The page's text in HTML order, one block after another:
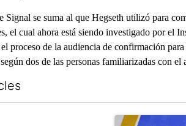
Signal se suma al que Hegseth utilizó para
el cual ahora está siendo investigado por el
proceso de la audiencia de confirmación
dos de las personas familiarizadas con el
of the most commented articles in the last 7
A trending